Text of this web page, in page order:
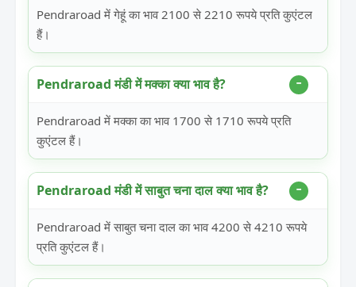
Pendraroad में गेहूं का भाव 2100 से 2210 रूपये प्रति कुएंटल
हैं।
Pendraroad मंडी में मक्का क्या भाव है?
Pendraroad में मक्का का भाव 1700 से 1710 रूपये प्रति
कुएंटल हैं।
Pendraroad मंडी में साबुत चना दाल क्या भाव है?
Pendraroad में साबुत चना दाल का भाव 4200 से 4210 रूपये
प्रति कुएंटल हैं।